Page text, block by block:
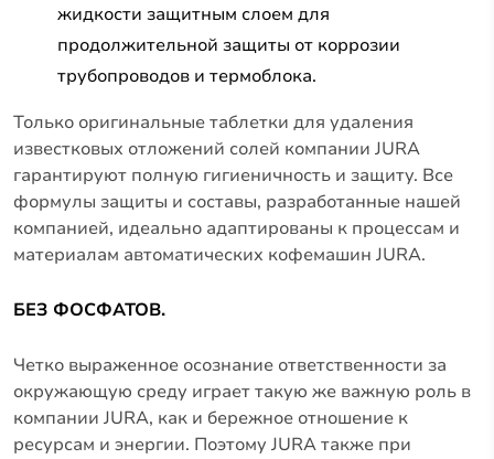
жидкости защитным слоем для
продолжительной защиты от коррозии
трубопроводов и термоблока.
Только оригинальные таблетки для удаления
известковых отложений солей компании JURA
гарантируют полную гигиеничность и защиту. Все
формулы защиты и составы, разработанные нашей
компанией, идеально адаптированы к процессам и
материалам автоматических кофемашин JURA.
БЕЗ ФОСФАТОВ.
Четко выраженное осознание ответственности за
окружающую среду играет такую же важную роль в
компании JURA, как и бережное отношение к
ресурсам и энергии. Поэтому JURA также при